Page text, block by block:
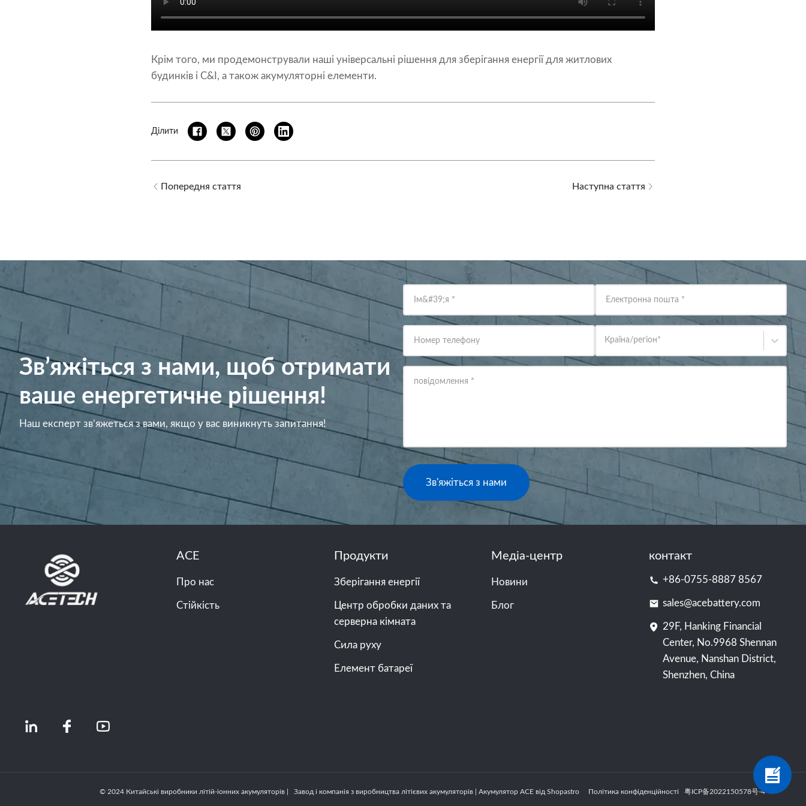
Крім того, ми продемонстрували наші універсальні рішення для зберігання енергії для житлових
будинків і C&I, а також акумуляторні елементи.
Ділити
Попередня стаття Наступна стаття
Зв’яжіться з нами, щоб отримати
ваше енергетичне рішення!
Наш експерт зв’яжеться з вами, якщо у вас виникнуть запитання!
Ім&#39;я * Електронна пошта *
Номер телефону Країна/регіон*
повідомлення *
Зв'яжіться з нами
ACE
Про нас
Стійкість
Продукти
Зберігання енергії
Центр обробки даних та
серверна кімната
Сила руху
Елемент батареї
Медіа-центр
Новини
Блог
контакт
+86-0755-8887 8567
sales@acebattery.com
29F, Hanking Financial
Center, No.9968 Shennan
Avenue, Nanshan District,
Shenzhen, China
© 2024 Китайські виробники літій-іонних акумуляторів | Завод і компанія з виробництва літієвих акумуляторів | Акумулятор ACE від Shopastro Політика конфіденційності 粤ICP备2022150578号-4